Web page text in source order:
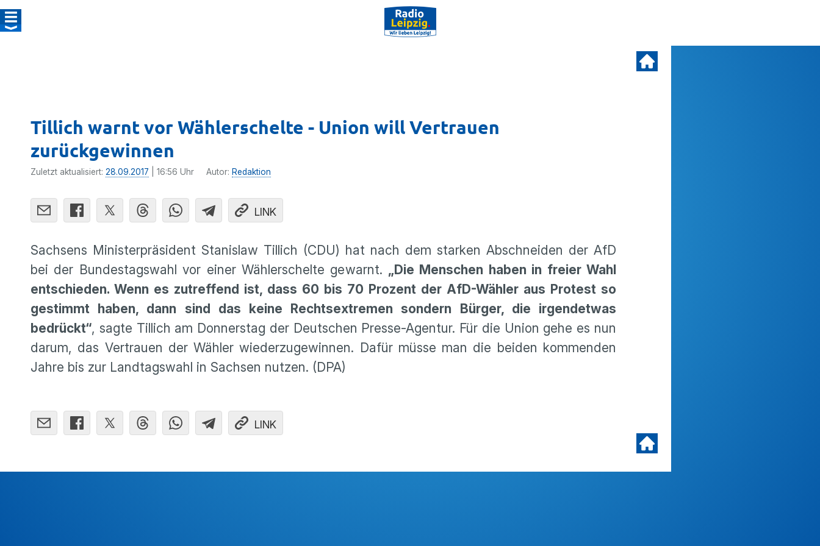
Tillich warnt vor Wählerschelte - Union will Vertrauen
zurückgewinnen
Zuletzt aktualisiert: 28.09.2017 | 16:56 Uhr Autor: Redaktion
LINK
Sachsens Minis­ter­prä­si­dent Stanislaw Tillich (CDU) hat nach dem starken Abschneiden der AfD
bei der Bundes­tags­wahl vor einer Wähler­schelte gewarnt. „Die Menschen haben in freier Wahl
entschieden. Wenn es zutref­fend ist, dass 60 bis 70 Prozent der AfD-Wähler aus Protest so
gestimmt haben, dann sind das keine Rechts­ex­tremen sondern Bürger, die irgend­etwas
bedrückt“, sagte Tillich am Donnerstag der Deutschen Presse-Agentur. Für die Union gehe es nun
darum, das Vertrauen der Wähler wieder­zu­ge­winnen. Dafür müsse man die beiden kommenden
Jahre bis zur Landtags­wahl in Sachsen nutzen. (DPA)
LINK